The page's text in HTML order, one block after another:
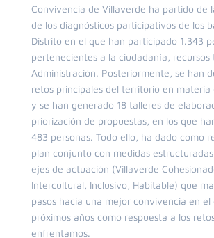
Convivencia de Villaverde ha partido de
de los diagnósticos participativos de los
Distrito en el que han participado 1.343
pertenecientes a la ciudadanía, recursos
Administración. Posteriormente, se han
retos principales del territorio en materia
y se han generado 18 talleres de
priorización de propuestas, en los que
483 personas. Todo ello, ha dado como
plan conjunto con medidas
ejes de actuación (Villaverde
Intercultural, Inclusivo, Habitable) que
pasos hacia una mejor convivencia en el
próximos años como respuesta a los
enfrentamos.